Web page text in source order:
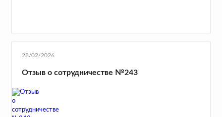
28/02/2026
Отзыв о сотрудничестве №243